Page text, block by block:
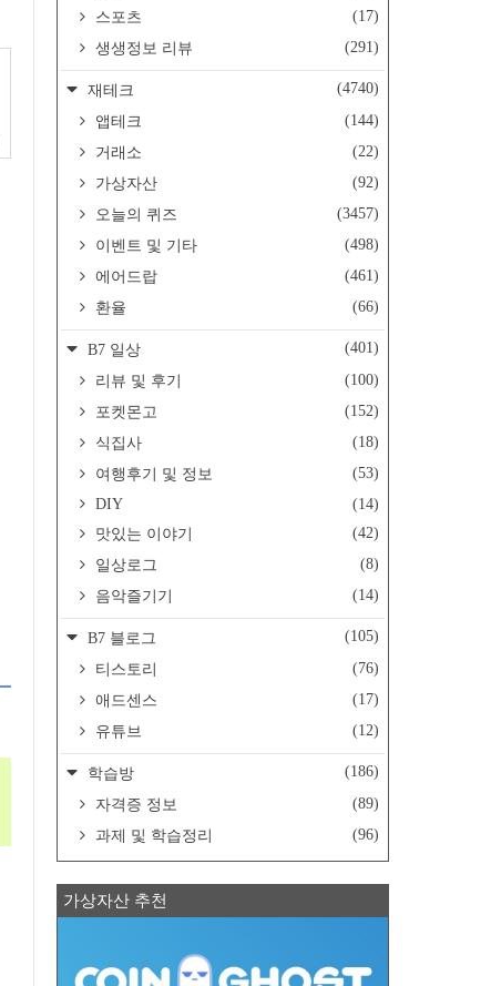
스포츠
(17)
생생정보 리뷰
(291)
재테크
(4740)
앱테크
(144)
거래소
(22)
가상자산
(92)
오늘의 퀴즈
(3457)
이벤트 및 기타
(498)
에어드랍
(461)
환율
(66)
B7 일상
(401)
리뷰 및 후기
(100)
포켓몬고
(152)
식집사
(18)
여행후기 및 정보
(53)
DIY
(14)
맛있는 이야기
(42)
일상로그
(8)
음악즐기기
(14)
B7 블로그
(105)
티스토리
(76)
애드센스
(17)
유튜브
(12)
학습방
(186)
자격증 정보
(89)
과제 및 학습정리
(96)
가상자산 추천